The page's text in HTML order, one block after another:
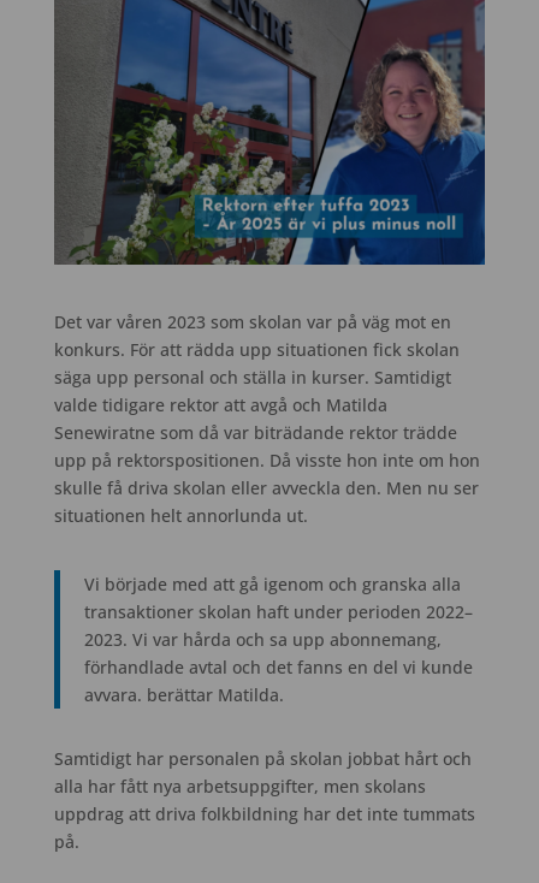
Det var våren 2023 som skolan var på väg mot en
konkurs. För att rädda upp situationen fick skolan
säga upp personal och ställa in kurser. Samtidigt
valde tidigare rektor att avgå och Matilda
Senewiratne som då var biträdande rektor trädde
upp på rektorspositionen. Då visste hon inte om hon
skulle få driva skolan eller avveckla den. Men nu ser
situationen helt annorlunda ut.
Vi började med att gå igenom och granska alla
transaktioner skolan haft under perioden 2022–
2023. Vi var hårda och sa upp abonnemang,
förhandlade avtal och det fanns en del vi kunde
avvara. berättar Matilda.
Samtidigt har personalen på skolan jobbat hårt och
alla har fått nya arbetsuppgifter, men skolans
uppdrag att driva folkbildning har det inte tummats
på.